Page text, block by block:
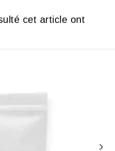
cet article ont